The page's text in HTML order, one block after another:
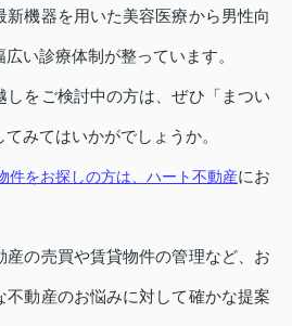
機器を用いた美容医療から男性向
い診療体制が整っています。
しをご検討中の方は、ぜひ「まつい
みてはいかがでしょうか。
件をお探しの方は、ハート不動産にお
産の売買や賃貸物件の管理など、お
不動産のお悩みに対して確かな提案